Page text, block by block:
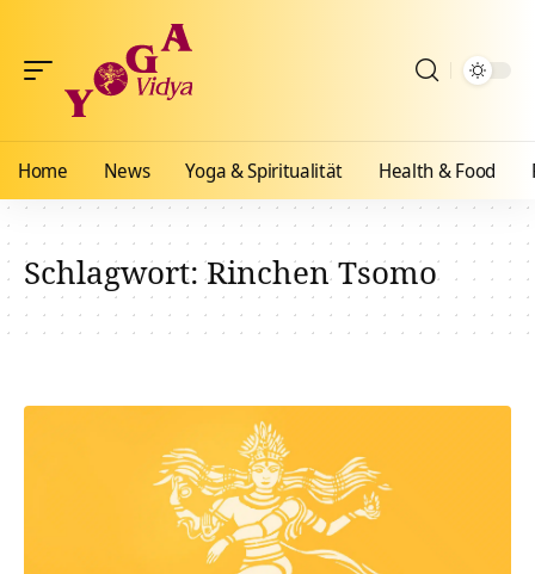
Home News Yoga & Spiritualität Health & Food
Schlagwort:Rinchen Tsomo